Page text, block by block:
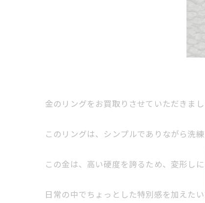
金のリングをお買取りさせていただきま
このリングは、シンプルでありながら洗
この金は、高い硬度を誇るため、変形し
日常の中でちょっとした特別感を加えた